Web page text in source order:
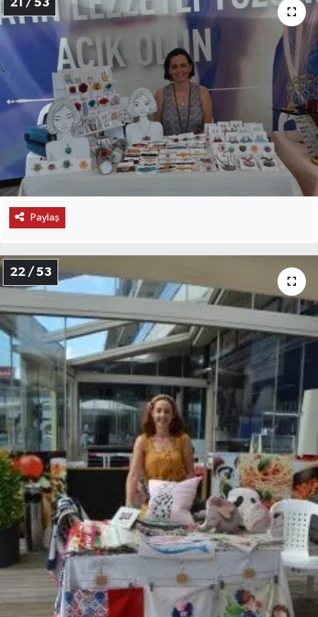
21 / 53
Paylaş
22 / 53